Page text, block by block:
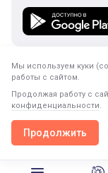
Продолжить в
Подписка на
Мы используем куки
работы с сайтом.
Продолжая работу с
конфиденциальности.
Продолжить